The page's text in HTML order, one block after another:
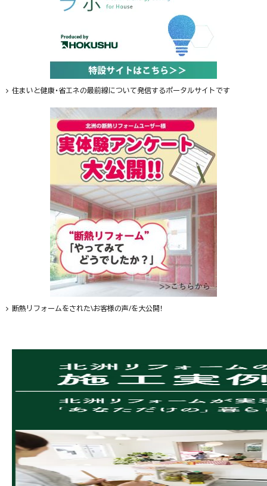
住まいと健康・省エネの最前線について発信するポータルサイトです
断熱リフォームをされた\お客様の声/を大公開！